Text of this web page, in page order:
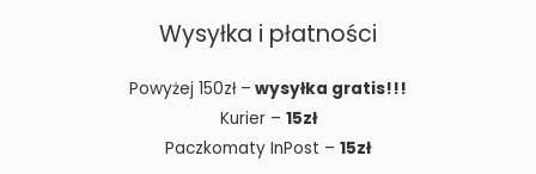
Wysyłka i płatności
Powyżej 150zł – wysyłka gratis!!!
Kurier – 15zł
Paczkomaty InPost – 15zł